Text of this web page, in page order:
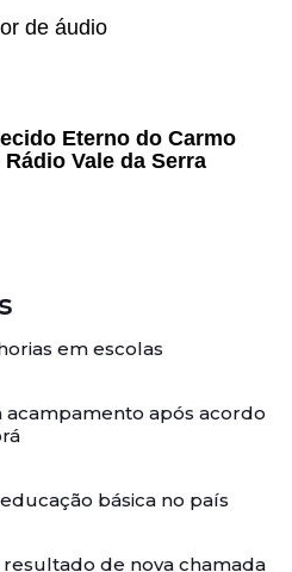
de áudio
Eterno do Carmo
Rádio Vale da Serra
em escolas
após acordo
básica no país
de nova chamada